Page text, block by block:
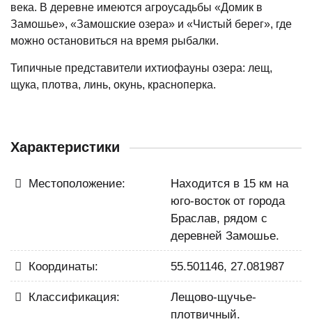
века. В деревне имеются агроусадьбы «Домик в
Замошье», «Замошские озера» и «Чистый берег», где
можно остановиться на время рыбалки.
Типичные представители ихтиофауны озера: лещ,
щука, плотва, линь, окунь, красноперка.
Характеристики
Местоположение:
Находится в 15 км на
юго-восток от города
Браслав, рядом с
деревней Замошье.
Координаты: 55.501146, 27.081987
Классификация:
Лещово-щучье-
плотвичный.